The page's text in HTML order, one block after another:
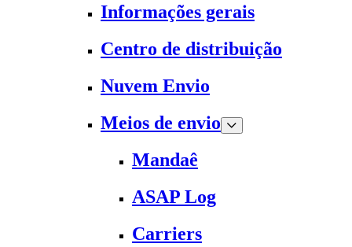
Informações gerais
Centro de distribuição
Nuvem Envio
Meios de envio
Mandaê
ASAP Log
Carriers